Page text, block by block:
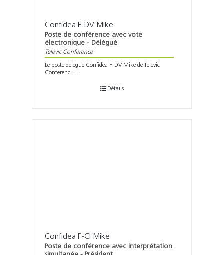
Confidea F-DV Mike
Poste de conférence avec vote
électronique - Délégué
Televic Conference
Le poste délégué Confidea F-DV Mike de Televic
Conferenc . . .
Détails
Confidea F-CI Mike
Poste de conférence avec interprétation